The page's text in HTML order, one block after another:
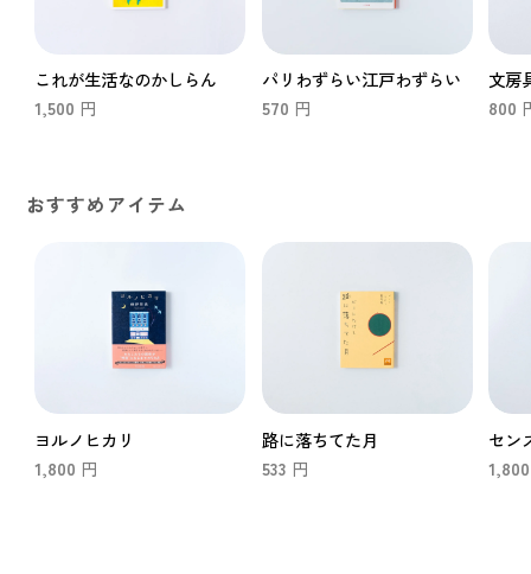
これが生活なのかしらん
1,500 円
パリわずらい江戸わずらい
570 円
文房
800
おすすめアイテム
ヨルノヒカリ
1,800 円
路に落ちてた月
533 円
セン
1,800